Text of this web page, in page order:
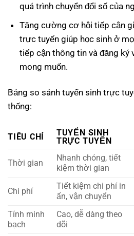
quá trình chuyển đổi số của
Tăng cường cơ hội tiếp cận
trực tuyến giúp học sinh ở
tiếp cận thông tin và đăng
mong muốn.
Bảng so sánh tuyển sinh trực
thống:
TIÊU CHÍ
TUYỂN SINH
TRỰC TUYẾN
Thời gian
Nhanh chóng, tiết
kiệm thời gian
Chi phí
Tiết kiệm chi phí in
ấn, vận chuyển
Tính minh
bạch
Cao, dễ dàng theo
dõi